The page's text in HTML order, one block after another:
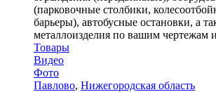
(парковочные столбики,
барьеры), автобусные остановки, а
металлоизделия по вашим чертежам
Товары
Видео
Фото
Павлово, Нижегородская область